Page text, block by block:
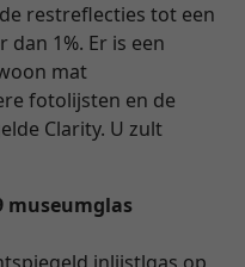
restreflecties tot een
1%. Er is een
mat
fotolijsten en de
Clarity. U zult
museumglas